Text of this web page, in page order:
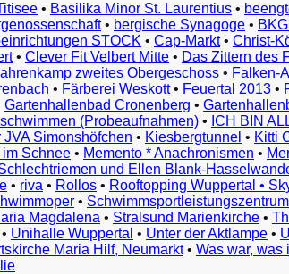
Vorbeelden
Przykłady
Ejemplos
Örnekler
Παραδείγματα
Примеры
示
例
例
예
• Basilika Minor St. Laurentius •
• bergische Synagoge •
STOCK • Cap-Markt• Christ-
• Clever Fit Velbert Mitte • Das Zittern des
zweites Obergeschoss • Falken-
• Färberei Weskott• Feuertal 2013 •
Gartenhallenbad Cronenberg •
(Probeaufnahmen) • ICH BIN
JVA Simonshöfchen • Kiesbergtunnel • Kitti
im Schnee • Memento * Anachronismen •
und Ellen Blank-
• riva • Rollos • Rooftopping Wuppertal •
• Schwimmsportleistungszentrum
Magdalena • Stralsund Marienkirche •
• Unihalle Wuppertal • Unter der Aktlampe •
Maria Hilf, Neumarkt• Was war, was